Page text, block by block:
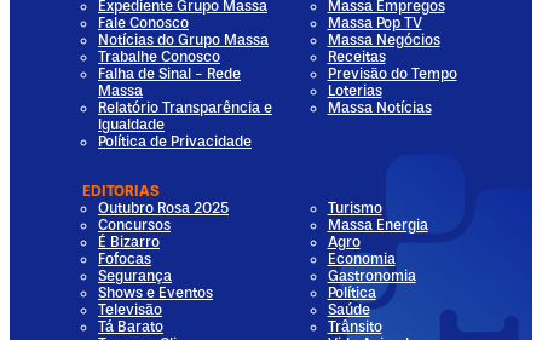
Expediente Grupo Massa
Fale Conosco
Notícias do Grupo Massa
Trabalhe Conosco
Falha de Sinal - Rede
Massa
Relatório Transparência e
Igualdade
Política de Privacidade
Massa Empregos
Massa Pop TV
Massa Negócios
Receitas
Previsão do Tempo
Loterias
Massa Notícias
EDITORIAS
Outubro Rosa 2025
Concursos
É Bizarro
Fofocas
Segurança
Shows e Eventos
Televisão
Tá Barato
Turismo
Massa Energia
Agro
Economia
Gastronomia
Política
Saúde
Trânsito